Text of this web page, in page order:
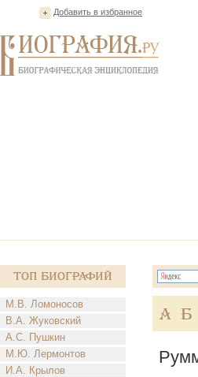
Добавить в избранное
Топ Биографий
М.В. Ломоносов
В.А. Жуковский
А.С. Пушкин
М.Ю. Лермонтов
И.А. Крылов
А Б